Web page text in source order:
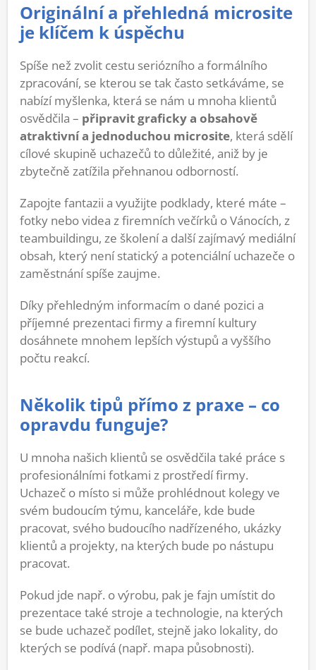
Originální a přehledná microsite
je klíčem k úspěchu
Spíše než zvolit cestu seriózního a formálního
zpracování, se kterou se tak často setkáváme, se
nabízí myšlenka, která se nám u mnoha klientů
osvědčila – připravit graficky a obsahově
atraktivní a jednoduchou microsite, která sdělí
cílové skupině uchazečů to důležité, aniž by je
zbytečně zatížila přehnanou odborností.
Zapojte fantazii a využijte podklady, které máte –
fotky nebo videa z firemních večírků o Vánocích, z
teambuildingu, ze školení a další zajímavý mediální
obsah, který není statický a potenciální uchazeče o
zaměstnání spíše zaujme.
Díky přehledným informacím o dané pozici a
příjemné prezentaci firmy a firemní kultury
dosáhnete mnohem lepších výstupů a vyššího
počtu reakcí.
Několik tipů přímo z praxe – co
opravdu funguje?
U mnoha našich klientů se osvědčila také práce s
profesionálními fotkami z prostředí firmy.
Uchazeč o místo si může prohlédnout kolegy ve
svém budoucím týmu, kanceláře, kde bude
pracovat, svého budoucího nadřízeného, ukázky
klientů a projekty, na kterých bude po nástupu
pracovat.
Pokud jde např. o výrobu, pak je fajn umístit do
prezentace také stroje a technologie, na kterých
se bude uchazeč podílet, stejně jako lokality, do
kterých se podívá (např. mapa působnosti).